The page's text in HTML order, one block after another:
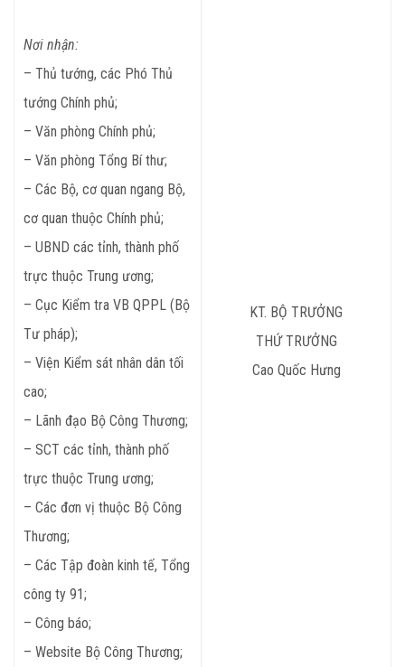
Nơi nhận:
– Thủ tướng, các Phó Thủ
tướng Chính phủ;
– Văn phòng Chính phủ;
– Văn phòng Tổng Bí thư;
– Các Bộ, cơ quan ngang Bộ,
cơ quan thuộc Chính phủ;
– UBND các tỉnh, thành phố
trực thuộc Trung ương;
– Cục Kiểm tra VB QPPL (Bộ
Tư pháp);
– Viện Kiểm sát nhân dân tối
cao;
– Lãnh đạo Bộ Công Thương;
– SCT các tỉnh, thành phố
trực thuộc Trung ương;
– Các đơn vị thuộc Bộ Công
Thương;
– Các Tập đoàn kinh tế, Tổng
công ty 91;
– Công báo;
– Website Bộ Công Thương;
KT. BỘ TRƯỞNG
THỨ TRƯỞNG
Cao Quốc Hưng